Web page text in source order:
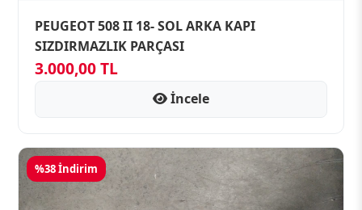
PEUGEOT 508 II 18- SOL ARKA KAPI
SIZDIRMAZLIK PARÇASI
3.000,00 TL
İncele
%38 İndirim